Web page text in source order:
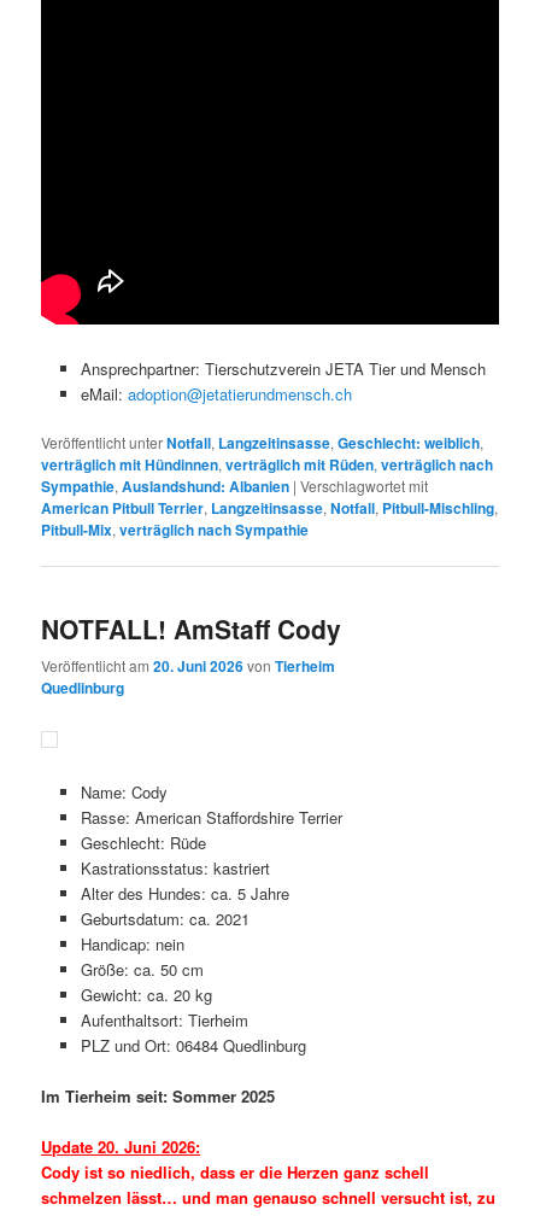
Ansprechpartner: Tierschutzverein JETA Tier und Mensch
eMail: adoption@jetatierundmensch.ch
Veröffentlicht unterNotfall, Langzeitinsasse,Geschlecht: weiblich,
verträglich mit Hündinnen,verträglich mit Rüden,verträglich nach
Sympathie,Auslandshund: Albanien |Verschlagwortet mit
American Pitbull Terrier, Langzeitinsasse,Notfall, Pitbull-Mischling,
Pitbull-Mix,verträglich nach Sympathie
NOTFALL! AmStaff Cody
Veröffentlicht am20. Juni 2026vonTierheim
Quedlinburg
Name: Cody
Rasse: American Staffordshire Terrier
Geschlecht: Rüde
Kastrationsstatus: kastriert
Alter des Hundes: ca. 5 Jahre
Geburtsdatum: ca. 2021
Handicap: nein
Größe: ca. 50 cm
Gewicht: ca. 20 kg
Aufenthaltsort: Tierheim
PLZ und Ort: 06484 Quedlinburg
Im Tierheim seit: Sommer 2025
Update 20. Juni 2026:
Cody ist so niedlich, dass er die Herzen ganz schell
schmelzen lässt… und man genauso schnell versucht ist, zu